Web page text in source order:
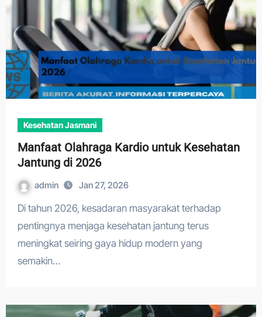
Kesehatan Jasmani
Manfaat Olahraga Kardio untuk Kesehatan
Jantung di 2026
admin Jan 27, 2026
Di tahun 2026, kesadaran masyarakat terhadap
pentingnya menjaga kesehatan jantung terus
meningkat seiring gaya hidup modern yang
semakin…